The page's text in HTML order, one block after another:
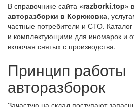
В справочнике сайта «razborki.top»
авторазборки в Корюковка,
частные потребители и СТО.
и комплектующими для иномарок и
включая снятых с производства.
Принцип работы
авторазборок